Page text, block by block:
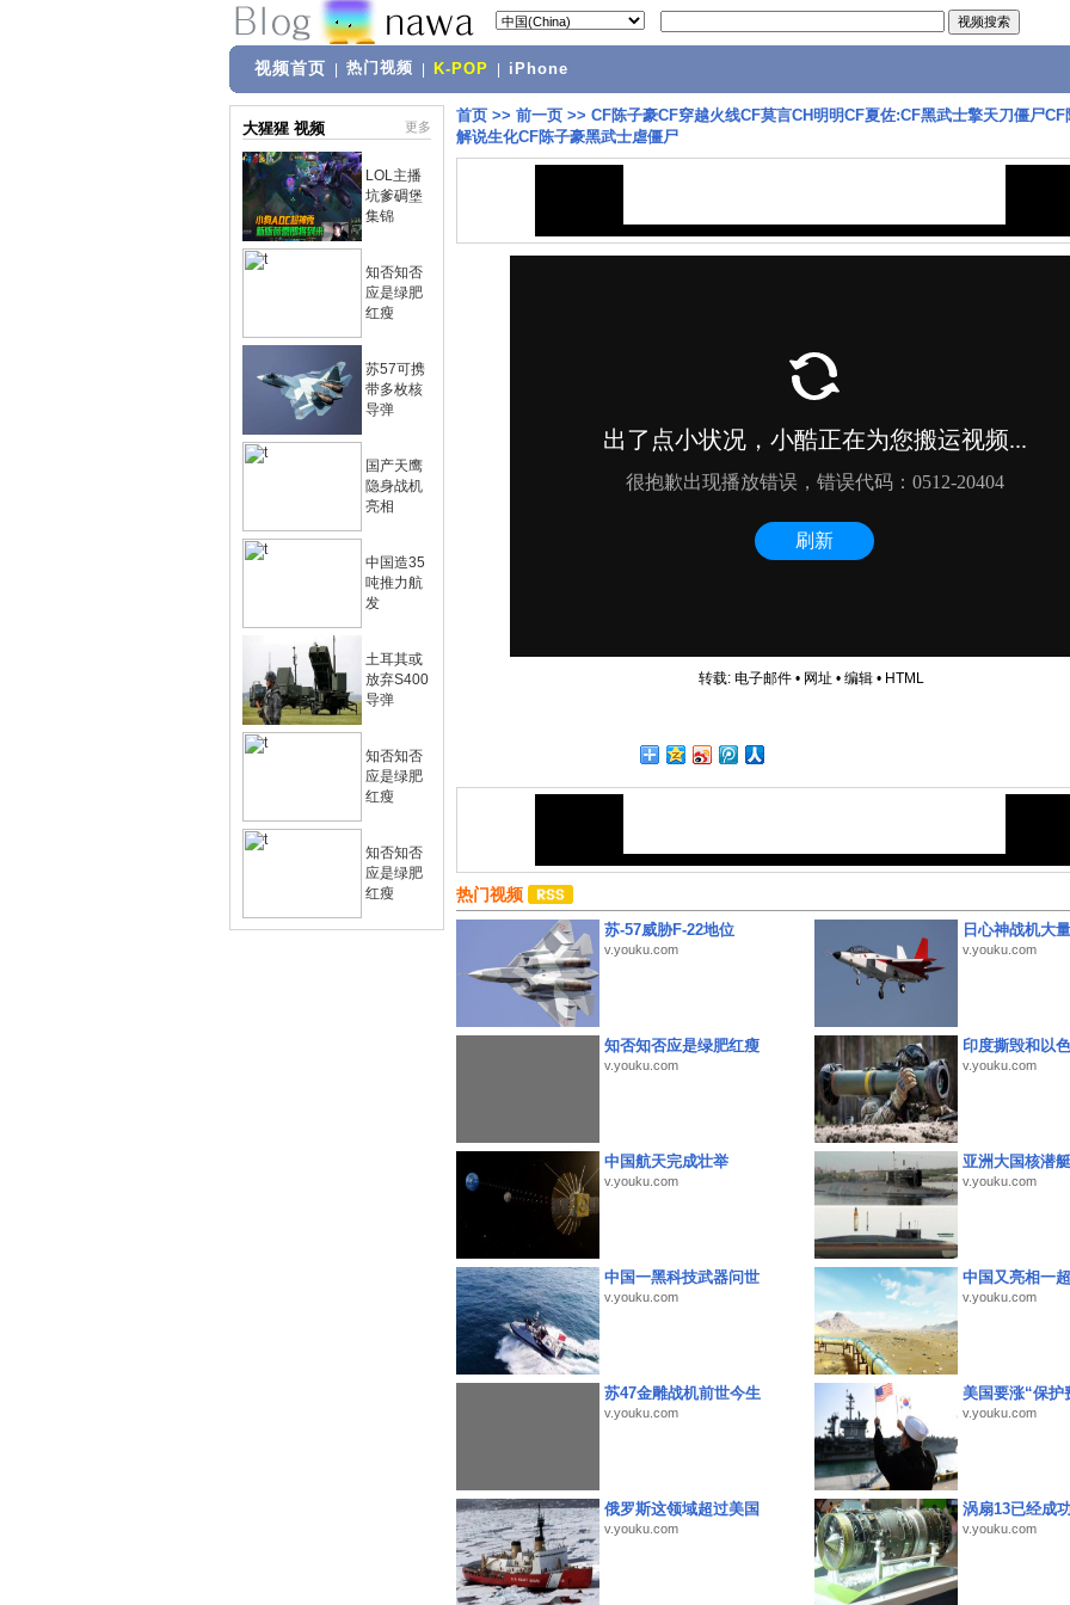
视频首页 热门视频 K-POP iPhone
大猩猩 视频 更多
LOL主播
坑爹碉堡
集锦
知否知否
应是绿肥
红瘦
苏57可携
带多枚核
导弹
国产天鹰
隐身战机
亮相
中国造35
吨推力航
发
土耳其或
放弃S400
导弹
知否知否
应是绿肥
红瘦
知否知否
应是绿肥
红瘦
首页 >> 前一页 >> CF陈子豪CF穿越火线CF莫言CH明明CF夏佐:CF黑武士擎天刀僵尸CF
解说生化CF陈子豪黑武士虐僵尸
转载: 电子邮件• 网址 • 编辑• HTML
热门视频
苏-57威胁F-22地位
v.youku.com
日心神战机大
v.youku.com
知否知否应是绿肥红瘦
v.youku.com
印度撕毁和以
v.youku.com
中国航天完成壮举
v.youku.com
亚洲大国核潜
v.youku.com
中国一黑科技武器问世
v.youku.com
中国又亮相一
v.youku.com
苏47金雕战机前世今生
v.youku.com
美国要涨“保护
v.youku.com
俄罗斯这领域超过美国
v.youku.com
涡扇13已经成
v.youku.com